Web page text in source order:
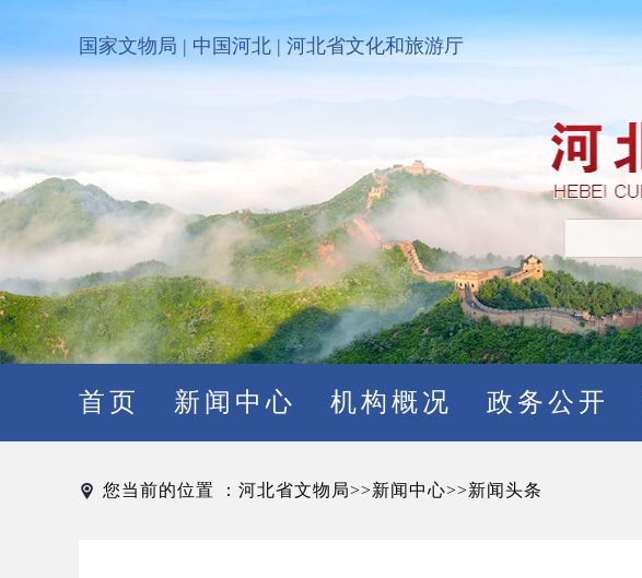
国家文物局 | 中国河北|河北省文化和旅游厅
首页 新闻中心 机构概况 政务公开
您当前的位置 ： 河北省文物局>>新闻中心>>新闻头条